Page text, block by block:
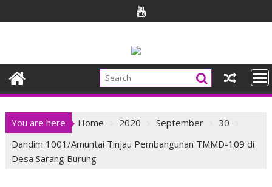
to
You are here Home 2020 September
30
Dandim 1001/Amuntai Tinjau Pembangunan ‎TMMD-109 di
Desa Sarang Burung